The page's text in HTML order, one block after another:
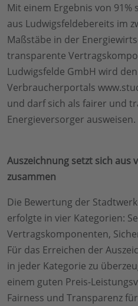
Mit einem Ergebnis von
aus Ludwigsfeldebereits im
Maßstäbe in der
transparente
Ludwigsfelde GmbH wird
Verbraucherportals
und darf sich als fairer und
Energieversorger ausweisen.
Auszeichnung setzt sich aus
zusammen
Die Bewertung der
erfolgte in vier Kategorien:
Vertragskomponenten,
Für das Erreichen der
in jeder Kategorie zu
einem guten Preis-
Fairness und Transparenz